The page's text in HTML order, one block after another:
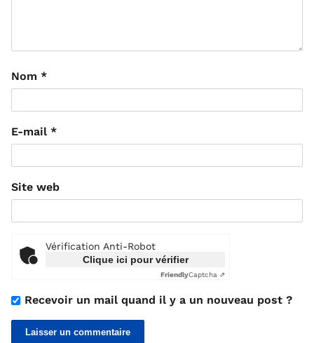
Nom *
E-mail *
Site web
Vérification Anti-Robot
Clique ici pour vérifier
FriendlyCaptcha ⇗
Recevoir un mail quand il y a un nouveau post ?